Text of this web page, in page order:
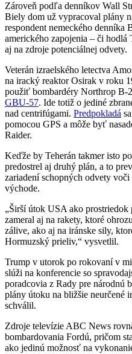
Zároveň podľa denníkov Wall
Biely dom už vypracoval plány
respondent nemeckého denníka
amerického zapojenia – či
aj na zdroje potenciálnej odvety.
Veterán izraelského letectva
na iracký reaktor Osirak v roku
použiť bombardéry Northrop B-
GBU-57. Ide totiž o jediné
nad centrifúgami. Predpokladá
pomocou GPS a môže byť
Raider.
Keďže by Teherán takmer isto
predostrel aj druhý plán, a to
zariadení schopných odvety
východe.
„Širší útok USA ako prostriedok
zameral aj na rakety, ktoré
zálive, ako aj na iránske sily,
Hormuzský prieliv,“ vysvetlil.
Trump v utorok po rokovaní v
slúži na konferencie so
poradcovia z Rady pre národnú
plány útoku na bližšie neurčené
schválil.
Zdroje televízie ABC News
bombardovania Fordú, pričom
ako jedinú možnosť na